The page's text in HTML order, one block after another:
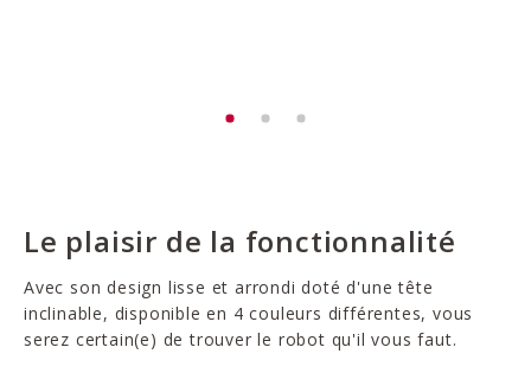
Le plaisir de la fonctionnalité
Avec son design lisse et arrondi doté d'une tête
inclinable, disponible en 4 couleurs différentes, vous
serez certain(e) de trouver le robot qu'il vous faut.